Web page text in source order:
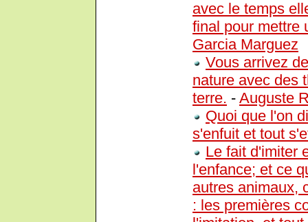
avec le temps
final pour mettre
Garcia Marguez
Vous arrivez
nature avec des
terre. - Auguste
Quoi que l'on
s'enfuit et tout
Le fait d'imiter
l'enfance; et ce
autres animaux,
: les premières